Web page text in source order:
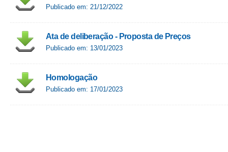
Publicado em: 21/12/2022
Ata de deliberação - Proposta de Preços
Publicado em: 13/01/2023
Homologação
Publicado em: 17/01/2023